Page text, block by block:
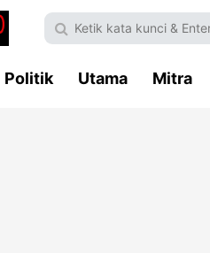
Politik Utama Mitra